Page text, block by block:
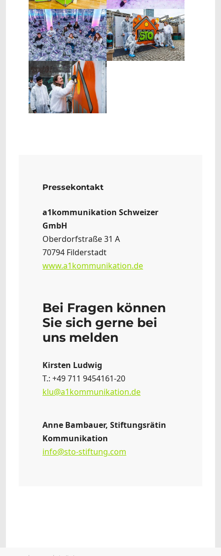
Show larger version Show larger version
Show larger version
Pressekontakt
a1kommunikation Schweizer
GmbH
Oberdorfstraße 31 A
70794 Filderstadt
www.a1kommunikation.de
Bei Fragen können
Sie sich gerne bei
uns melden
Kirsten Ludwig
T.: +49 711 9454161-20
klu@a1kommunikation.de
Anne Bambauer, Stiftungsrätin
Kommunikation
info@sto-stiftung.com